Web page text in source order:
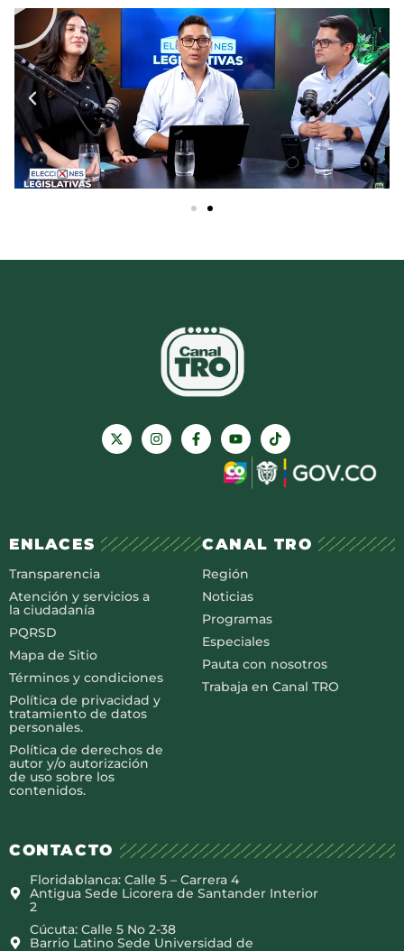
ENLACES
Transparencia
Atención y servicios a
la ciudadanía
PQRSD
Mapa de Sitio
Términos y condiciones
Política de privacidad y
tratamiento de datos
personales.
Política de derechos de
autor y/o autorización
de uso sobre los
contenidos.
CANAL TRO
Región
Noticias
Programas
Especiales
Pauta con nosotros
Trabaja en Canal TRO
CONTACTO
Floridablanca: Calle 5 – Carrera 4
Antigua Sede Licorera de Santander Interior
2
Cúcuta: Calle 5 No 2-38
Barrio Latino Sede Universidad de